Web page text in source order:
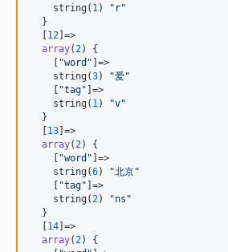
    string(
1 ) " r"
  }
  [
12]=>
array( 2) {
    [
"word " ]=>
    string(
3) "爱"
    [
"tag" ]=>
    string(
1 ) "v"
  }
  [
13]=>
array( 2) {
    [
"word " ]=>
    string(
6) "北京"
    [
"tag" ]=>
    string(
2) "ns "
  }
  [
14]=>
array( 2) {